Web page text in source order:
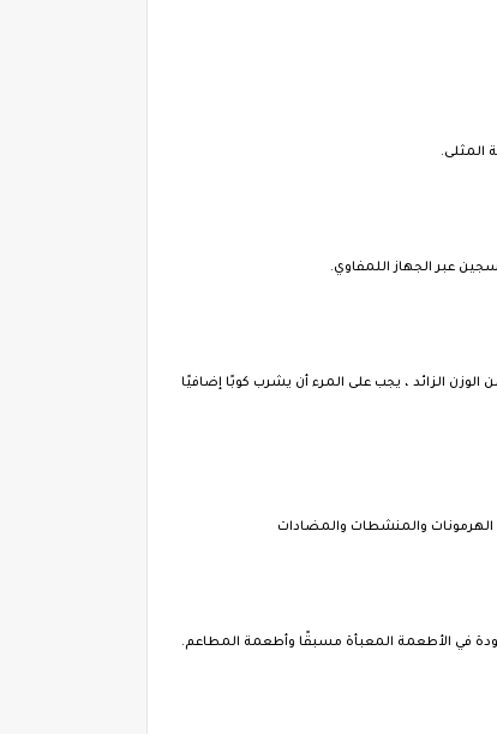
المثلى.
عبر الجهاز اللمفاوي.
الحرارية ، فإن الماء يعتبر مثبطًا ممتازًا للشهية ويساعد الجسم في استقلاب الدهون المخزنة. أظهرت الأبحاث أنه لكل 25 رطلاً من الوزن الزائد ، يجب على المرء أن يشرب كوبًا إضافيًا
في الأطعمة المعبأة مسبقًا وأطعمة المطاعم.